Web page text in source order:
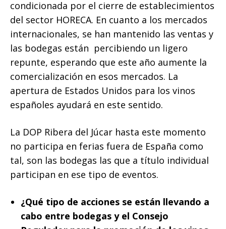
condicionada por el cierre de establecimientos
del sector HORECA. En cuanto a los mercados
internacionales, se han mantenido las ventas y
las bodegas están percibiendo un ligero
repunte, esperando que este año aumente la
comercialización en esos mercados. La
apertura de Estados Unidos para los vinos
españoles ayudará en este sentido.
La DOP Ribera del Júcar hasta este momento
no participa en ferias fuera de España como
tal, son las bodegas las que a título individual
participan en ese tipo de eventos.
¿Qué tipo de acciones se están llevando a
cabo entre bodegas y el Consejo